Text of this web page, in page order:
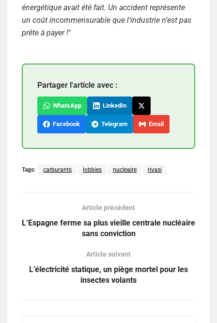
énergétique avait été fait. Un accident représente
un coût incommensurable que l’industrie n’est pas
prête à payer !"
Partager l'article avec :
WhatsApp LinkedIn
Facebook Telegram Email
Tags: carburants lobbies nucleaire rivasi
Article précédent
L’Espagne ferme sa plus vieille centrale nucléaire
sans conviction
Article suivant
L’électricité statique, un piège mortel pour les
insectes volants